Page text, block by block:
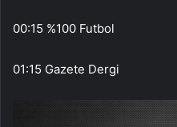
00:15 %100 Futbol
01:15 Gazete Dergi